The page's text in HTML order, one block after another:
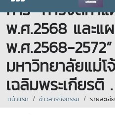
การ “การจัดทำ
พ.ศ.2568 และแ
พ.ศ.2568-
มหาวิทยาลัยแม่
เฉลิมพระเกียรติ .
หน้าแรก ข่าวสารกิจกรรม รายละเอี